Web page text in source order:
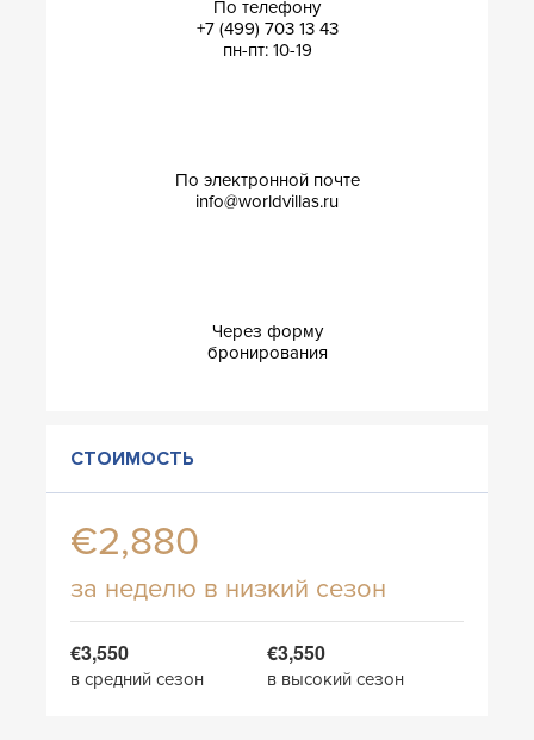
По телефону
+7 (499) 703 13 43
пн-пт: 10-19
По электронной почте
info@worldvillas.ru
Через форму
бронирования
СТОИМОСТЬ
€2,880
за неделю в низкий сезон
€3,550
в средний сезон
€3,550
в высокий сезон